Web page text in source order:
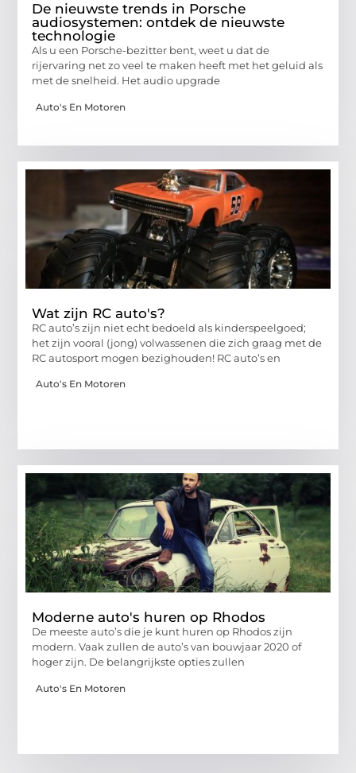
De nieuwste trends in Porsche
audiosystemen: ontdek de nieuwste
technologie
Als u een Porsche-bezitter bent, weet u dat de
rijervaring net zo veel te maken heeft met het geluid als
met de snelheid. Het audio upgrade
Auto's En Motoren
Wat zijn RC auto's?
RC auto’s zijn niet echt bedoeld als kinderspeelgoed;
het zijn vooral (jong) volwassenen die zich graag met de
RC autosport mogen bezighouden! RC auto’s en
Auto's En Motoren
Moderne auto's huren op Rhodos
De meeste auto’s die je kunt huren op Rhodos zijn
modern. Vaak zullen de auto’s van bouwjaar 2020 of
hoger zijn. De belangrijkste opties zullen
Auto's En Motoren